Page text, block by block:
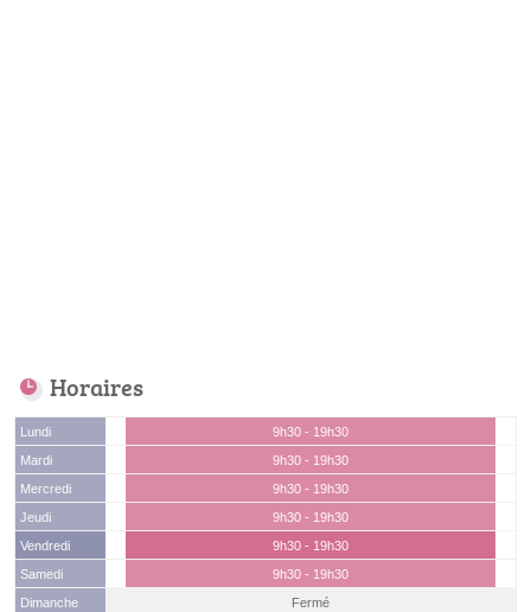
Horaires
Lundi
9h30 - 19h30
Mardi
9h30 - 19h30
Mercredi
9h30 - 19h30
Jeudi
9h30 - 19h30
Vendredi
9h30 - 19h30
Samedi
9h30 - 19h30
Dimanche
Fermé